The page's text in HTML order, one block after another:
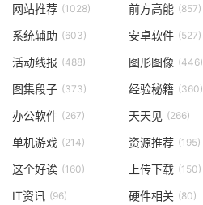
网站推荐 (1028) 前方高能 (857)
系统辅助 (603) 安卓软件 (527)
活动线报 (488) 图形图像 (446)
图集段子 (373) 经验秘籍 (360)
办公软件 (267) 天天见 (266)
单机游戏 (214) 资源推荐 (195)
这个好诶 (160) 上传下载 (150)
IT资讯 (96) 硬件相关 (80)